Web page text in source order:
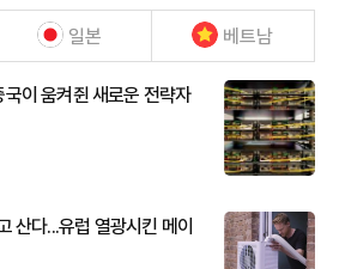
일본 베트남
이 움켜쥔 새로운 전략자
산다...유럽 열광시킨 메이